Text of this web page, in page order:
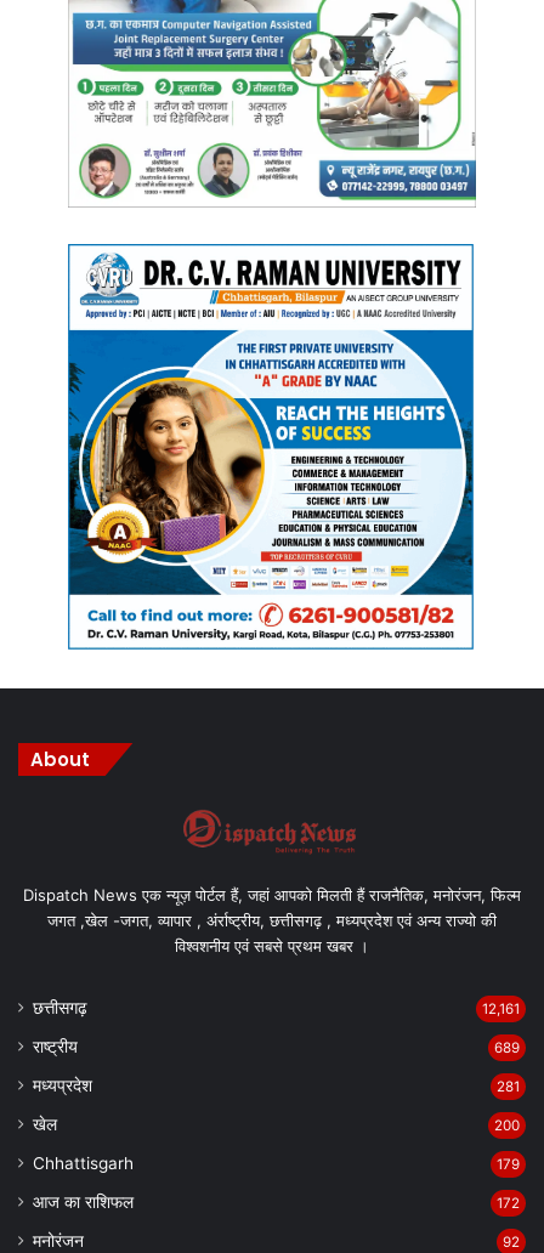
About
Dispatch News एक न्यूज़ पोर्टल हैं, जहां आपको मिलती हैं राजनैतिक, मनोरंजन, फिल्म
जगत ,खेल -जगत, व्यापार , अंर्राष्ट्रीय, छत्तीसगढ़ , मध्यप्रदेश एवं अन्य राज्यो की
विश्वशनीय एवं सबसे प्रथम खबर ।
छत्तीसगढ़ 12,161
राष्ट्रीय 689
मध्यप्रदेश 281
खेल 200
Chhattisgarh 179
आज का राशिफल 172
मनोरंजन 92